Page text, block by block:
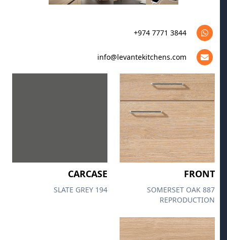
+974 7771 3844
info@levantekitchens.com
FRONT
887 SOMERSET OAK
REPRODUCTION
CARCASE
194 SLATE GREY